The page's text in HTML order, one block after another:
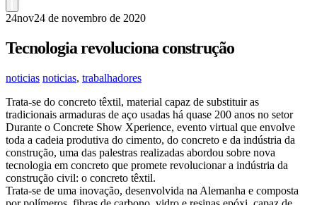
24nov24 de novembro de 2020
Tecnologia revoluciona construção
noticias noticias, trabalhadores
Trata-se do concreto têxtil, material capaz de substituir as
tradicionais armaduras de aço usadas há quase 200 anos no setor
Durante o Concrete Show Xperience, evento virtual que envolve
toda a cadeia produtiva do cimento, do concreto e da indústria da
construção, uma das palestras realizadas abordou sobre nova
tecnologia em concreto que promete revolucionar a indústria da
construção civil: o concreto têxtil.
Trata-se de uma inovação, desenvolvida na Alemanha e composta